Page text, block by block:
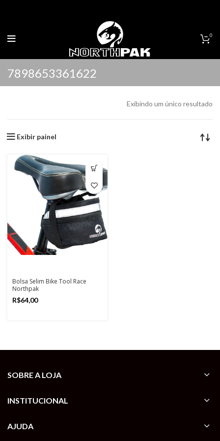
0
7898653361622
Exibindo um único resultado
Exibir painel
Bolsa Selim Bike Tool Race
Northpak
R$
SOBRE A LOJA
INSTITUCIONAL
AJUDA